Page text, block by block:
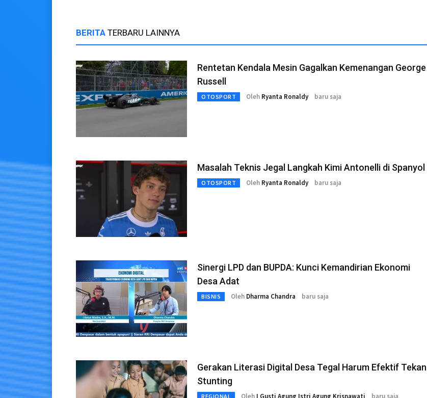
BERITA TERBARU LAINNYA
Rentetan Kendala Mesin Gagalkan Kemenangan George
Russell
OTOSPORT Oleh Ryanta Ronaldy baru saja
Masalah Teknis Jegal Langkah Kimi Antonelli di Spanyol
OTOSPORT Oleh Ryanta Ronaldy baru saja
Sinergi LPD dan BUPDA: Kunci Kemandirian Ekonomi
Desa Adat
BISNIS Oleh Dharma Chandra baru saja
Gerakan Literasi Digital Desa Tegal Harum Efektif Tekan
Stunting
REGIONAL Oleh I Gusti Agung Istri Agung Krisnawati baru saja